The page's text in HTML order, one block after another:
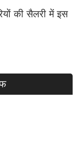
की सैलरी में इस